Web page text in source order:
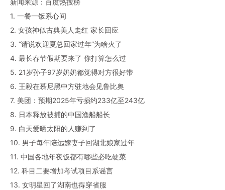
新闻来源：百度热搜榜
1. 一餐一饭系心间
2. 女孩神似古典美人走红 家长回应
3. “请说欢迎夏总回家过年”为啥火了
4. 最长春节假期要来了 你打算怎么过
5. 21岁孙子97岁奶奶都觉得对方很好带
6. 王毅在慕尼黑中方驻地会见鲁比奥
7. 美团：预期2025年亏损约233亿至243亿
8. 日本释放被捕的中国渔船船长
9. 白天爱晒太阳的人赚到了
10. 男子每年陪远嫁妻子回湖北娘家过年
11. 中国各地年夜饭都有哪些必吃硬菜
12. 科目二要增加考试项目系谣言
13. 女明星回了湖南也得穿省服